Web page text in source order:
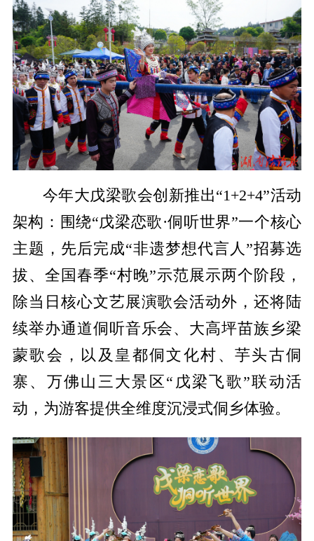
今年大戊梁歌会创新推出“1+2+4”活动
架构：围绕“戊梁恋歌·侗听世界”一个核心
主题，先后完成“非遗梦想代言人”招募选
拔、全国春季“村晚”示范展示两个阶段，
除当日核心文艺展演歌会活动外，还将陆
续举办通道侗听音乐会、大高坪苗族乡梁
蒙歌会，以及皇都侗文化村、芋头古侗
寨、万佛山三大景区“戊梁飞歌”联动活
动，为游客提供全维度沉浸式侗乡体验。